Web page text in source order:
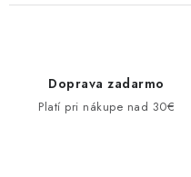
Doprava zadarmo
Platí pri nákupe nad 30€